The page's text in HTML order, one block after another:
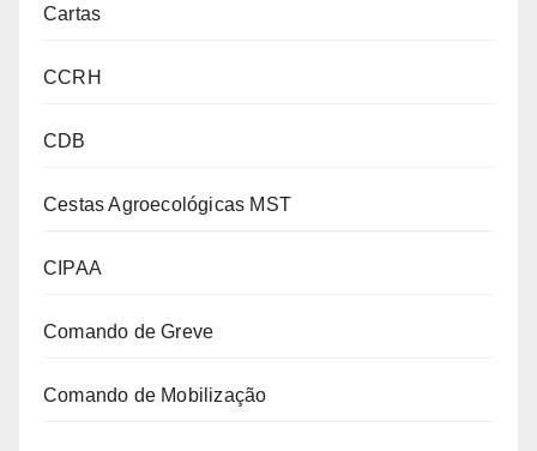
Cartas
CCRH
CDB
Cestas Agroecológicas MST
CIPAA
Comando de Greve
Comando de Mobilização